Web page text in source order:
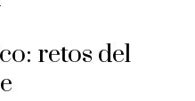
retos del